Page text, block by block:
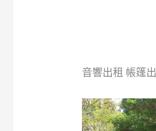
音響出租 帳篷